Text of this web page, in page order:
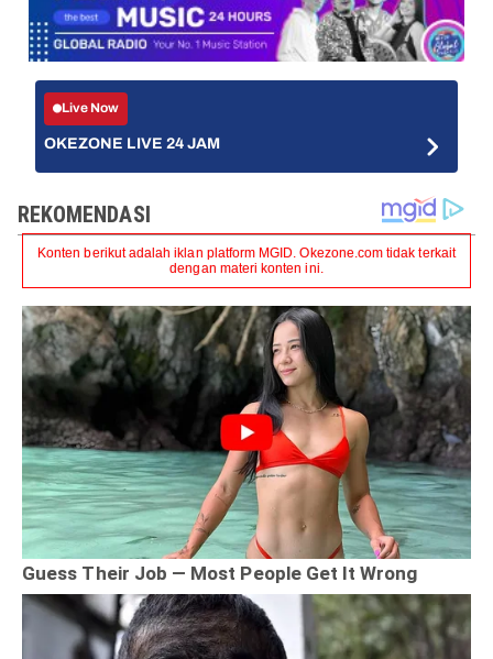
Live Now
OKEZONE LIVE 24 JAM